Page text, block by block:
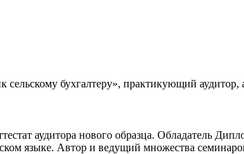
бухгалтеру», практикующий аудитор,
аудитора нового образца. Обладатель
языке. Автор и ведущий множества